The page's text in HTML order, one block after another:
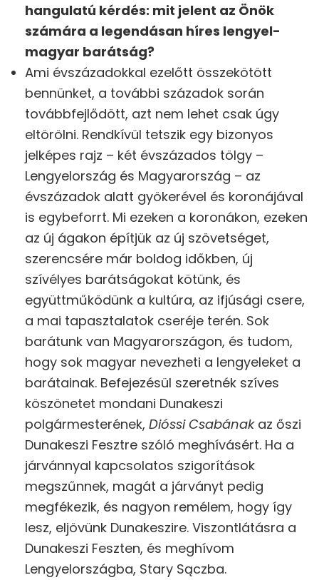
hangulatú kérdés: mit jelent az Önök
számára a legendásan híres lengyel-
magyar barátság?
Ami évszázadokkal ezelőtt összekötött
bennünket, a további századok során
továbbfejlődött, azt nem lehet csak úgy
eltörölni. Rendkívül tetszik egy bizonyos
jelképes rajz – két évszázados tölgy –
Lengyelország és Magyarország – az
évszázadok alatt gyökerével és koronájával
is egybeforrt. Mi ezeken a koronákon, ezeken
az új ágakon építjük az új szövetséget,
szerencsére már boldog időkben, új
szívélyes barátságokat kötünk, és
együttműködünk a kultúra, az ifjúsági csere,
a mai tapasztalatok cseréje terén. Sok
barátunk van Magyarországon, és tudom,
hogy sok magyar nevezheti a lengyeleket a
barátainak. Befejezésül szeretnék szíves
köszönetet mondani Dunakeszi
polgármesterének, Dióssi Csabánakaz őszi
Dunakeszi Fesztre szóló meghívásért. Ha a
járvánnyal kapcsolatos szigorítások
megszűnnek, magát a járványt pedig
megfékezik, és nagyon remélem, hogy így
lesz, eljövünk Dunakeszire. Viszontlátásra a
Dunakeszi Feszten, és meghívom
Lengyelországba, Stary Sączba.